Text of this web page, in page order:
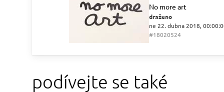
No more art
draženo
ne 22. dubna 2018,
#18020524
podívejte se také